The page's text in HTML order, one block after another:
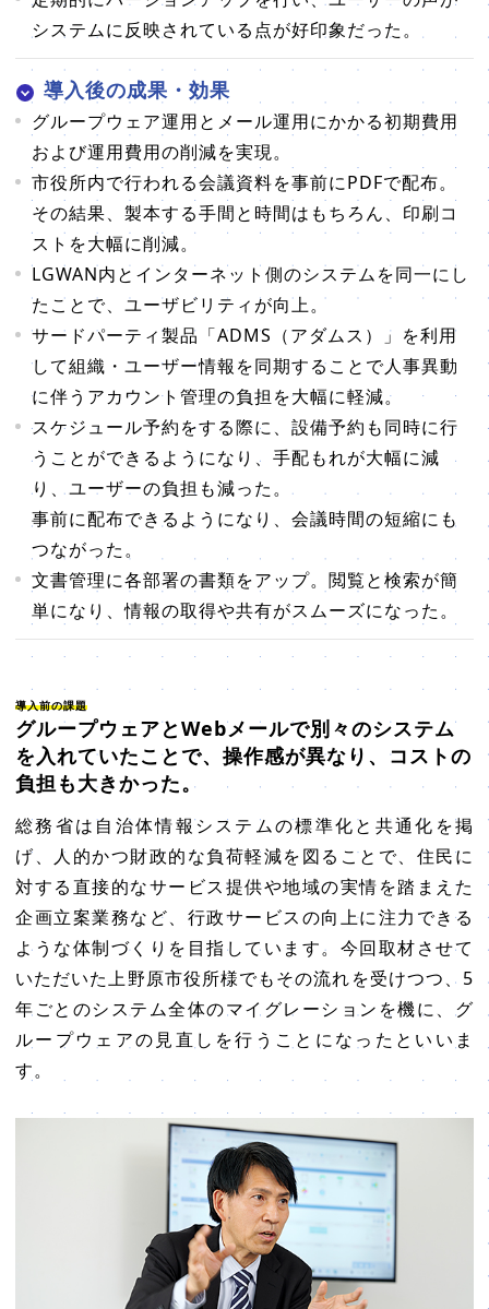
システムに反映されている点が好印象だった。
導入後の成果・効果
グループウェア運用とメール運用にかかる初期費用
および運用費用の削減を実現。
市役所内で行われる会議資料を事前にPDFで配布。
その結果、製本する手間と時間はもちろん、印刷コ
ストを大幅に削減。
LGWAN内とインターネット側のシステムを同一にし
たことで、ユーザビリティが向上。
サードパーティ製品「ADMS（アダムス）」を利用
して組織・ユーザー情報を同期することで人事異動
に伴うアカウント管理の負担を大幅に軽減。
スケジュール予約をする際に、設備予約も同時に行
うことができるようになり、手配もれが大幅に減
り、ユーザーの負担も減った。
事前に配布できるようになり、会議時間の短縮にも
つながった。
文書管理に各部署の書類をアップ。閲覧と検索が簡
単になり、情報の取得や共有がスムーズになった。
導入前の課題
グループウェアとWebメールで別々のシステム
を入れていたことで、操作感が異なり、コストの
負担も大きかった。
総務省は自治体情報システムの標準化と共通化を掲
げ、人的かつ財政的な負荷軽減を図ることで、住民に
対する直接的なサービス提供や地域の実情を踏まえた
企画立案業務など、行政サービスの向上に注力できる
ような体制づくりを目指しています。今回取材させて
いただいた上野原市役所様でもその流れを受けつつ、5
年ごとのシステム全体のマイグレーションを機に、グ
ループウェアの見直しを行うことになったといいま
す。